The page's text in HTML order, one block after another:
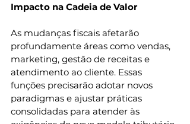
Impacto na Cadeia de Valor
As mudanças fiscais afetarão
profundamente áreas como vendas,
marketing, gestão de receitas e
atendimento ao cliente. Essas
funções precisarão adotar novos
paradigmas e ajustar práticas
consolidadas para atender às